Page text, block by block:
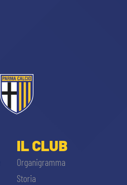
IL CLUB
Organigramma
Storia